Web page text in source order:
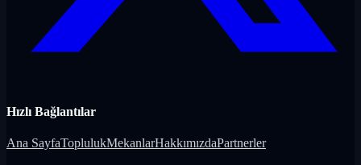
Hızlı Bağlantılar
Ana SayfaToplulukMekanlarHakkımızdaPartnerler